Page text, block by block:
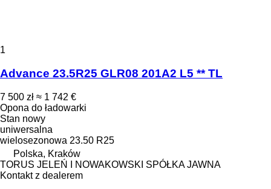
1
Advance 23.5R25 GLR08 201A2 L5 ** TL
7 500 zł ≈ 1 742 €
Opona do ładowarki
Stan nowy
uniwersalna
wielosezonowa 23.50 R25
Polska, Kraków
TORUS JELEŃ I NOWAKOWSKI SPÓŁKA JAWNA
Kontakt z dealerem